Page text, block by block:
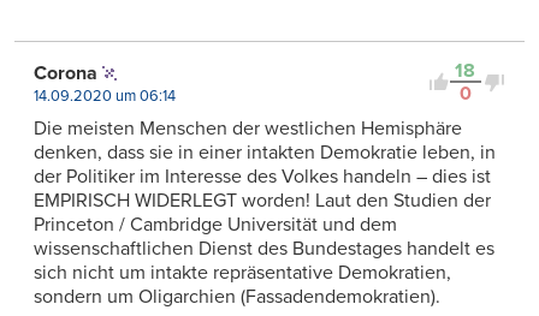
18
0
Corona
14.09.2020 um 06:14
Die meisten Menschen der westlichen Hemisphäre
denken, dass sie in einer intakten Demokratie leben, in
der Politiker im Interesse des Volkes handeln – dies ist
EMPIRISCH WIDERLEGT worden! Laut den Studien der
Princeton / Cambridge Universität und dem
wissenschaftlichen Dienst des Bundestages handelt es
sich nicht um intakte repräsentative Demokratien,
sondern um Oligarchien (Fassadendemokratien).